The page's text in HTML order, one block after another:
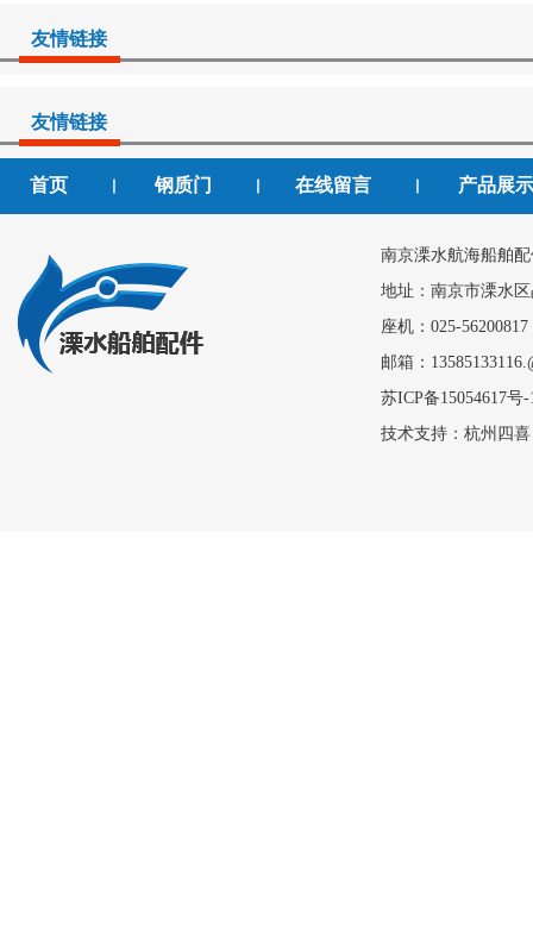
友情链接
友情链接
首页 钢质门 在线留言 产品展示
南京溧水航海船舶
地址：南京市溧水
座机：025-
邮箱：
苏ICP备15054617号-
技术支持： 杭州四喜